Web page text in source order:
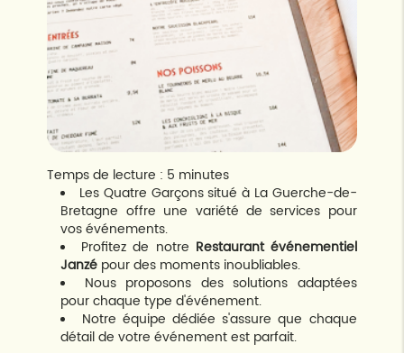
Temps de lecture : 5 minutes
Les Quatre Garçons situé à La Guerche-de-
Bretagne offre une variété de services pour
vos événements.
Profitez de notre Restaurant événementiel
Janzé pour des moments inoubliables.
Nous proposons des solutions adaptées
pour chaque type d'événement.
Notre équipe dédiée s'assure que chaque
détail de votre événement est parfait.